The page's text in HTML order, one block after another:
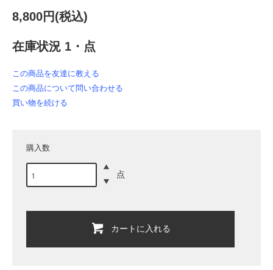
8,800円(税込)
在庫状況 1・点
この商品を友達に教える
この商品について問い合わせる
買い物を続ける
購入数
点
カートに入れる